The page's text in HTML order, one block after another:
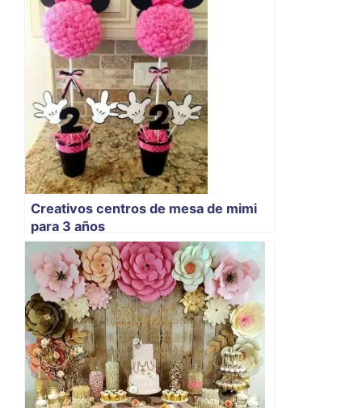
Creativos centros de mesa de mimi
para 3 años